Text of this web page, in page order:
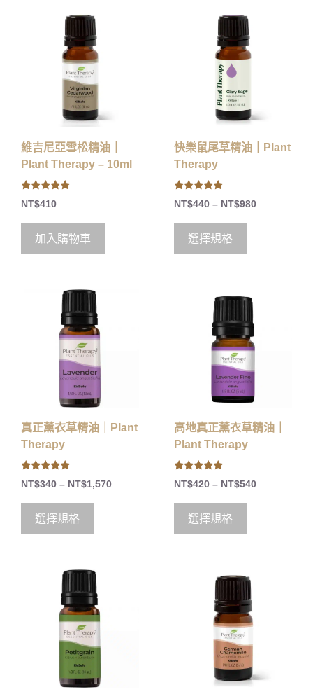
維吉尼亞雪松精油｜
Plant Therapy – 10ml
5.00
out of 5
NT$410
加入購物車
快樂鼠尾草精油｜Plant
Therapy
5.00
out of 5
NT$440 – NT$980
選擇規格
真正薰衣草精油｜Plant
Therapy
5.00
out of 5
NT$340 – NT$1,570
選擇規格
高地真正薰衣草精油｜
Plant Therapy
5.00
out of 5
NT$420 – NT$540
選擇規格